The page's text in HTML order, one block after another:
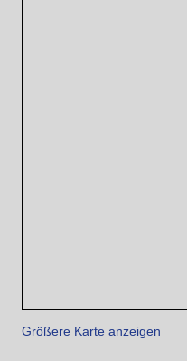
Größere Karte anzeigen